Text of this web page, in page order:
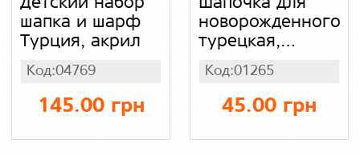
Детский набор
шапка и шарф
Турция, акрил
Код:04769
145.00 грн
Шапочка для
новорожденного
турецкая,
интерлок
Код:01265
45.00 грн